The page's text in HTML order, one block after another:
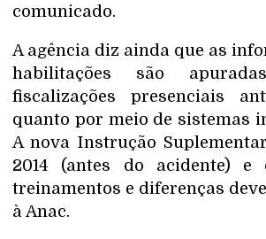
comunicado.
A agência diz ainda que as
habilitações são
fiscalizações presenciais
quanto por meio de sistemas
A nova Instrução
2014 (antes do acidente)
treinamentos e diferenças
à Anac.